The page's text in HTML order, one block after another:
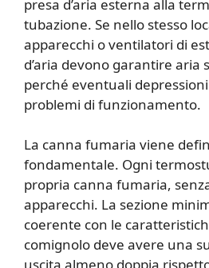
presa d’aria esterna alla
tubazione. Se nello stesso
apparecchi o ventilatori di
d’aria devono garantire aria
perché eventuali
problemi di funzionamento.
La canna fumaria viene
fondamentale. Ogni
propria canna fumaria,
apparecchi. La sezione
coerente con le
comignolo deve avere una